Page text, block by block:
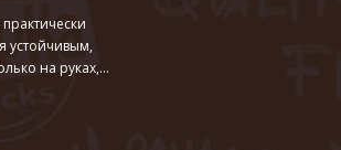
устойчивым,
на руках,...